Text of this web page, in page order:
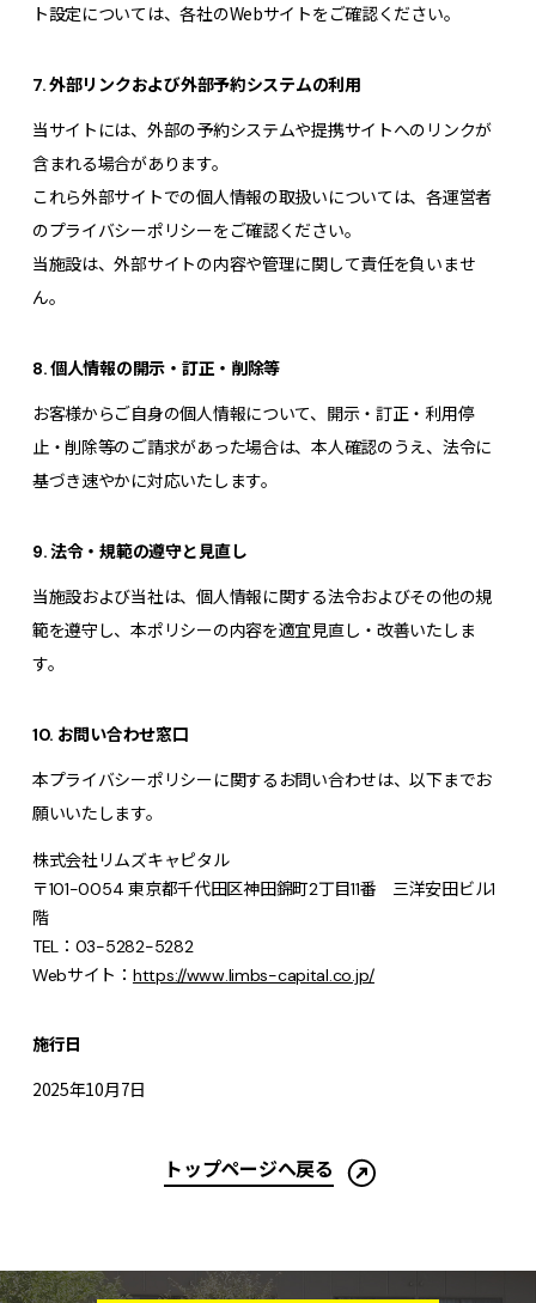
ト設定については、各社のWebサイトをご確認ください。
7. 外部リンクおよび外部予約システムの利用
当サイトには、外部の予約システムや提携サイトへのリンクが
含まれる場合があります。
これら外部サイトでの個人情報の取扱いについては、各運営者
のプライバシーポリシーをご確認ください。
当施設は、外部サイトの内容や管理に関して責任を負いませ
ん。
8. 個人情報の開示・訂正・削除等
お客様からご自身の個人情報について、開示・訂正・利用停
止・削除等のご請求があった場合は、本人確認のうえ、法令に
基づき速やかに対応いたします。
9. 法令・規範の遵守と見直し
当施設および当社は、個人情報に関する法令およびその他の規
範を遵守し、本ポリシーの内容を適宜見直し・改善いたしま
す。
10. お問い合わせ窓口
本プライバシーポリシーに関するお問い合わせは、以下までお
願いいたします。
株式会社リムズキャピタル
〒101-0054 東京都千代田区神田錦町2丁目11番 三洋安田ビル1
階
TEL：03-5282-5282
Webサイト： https://www.limbs-capital.co.jp/
施行日
2025年10月7日
トップページへ戻る